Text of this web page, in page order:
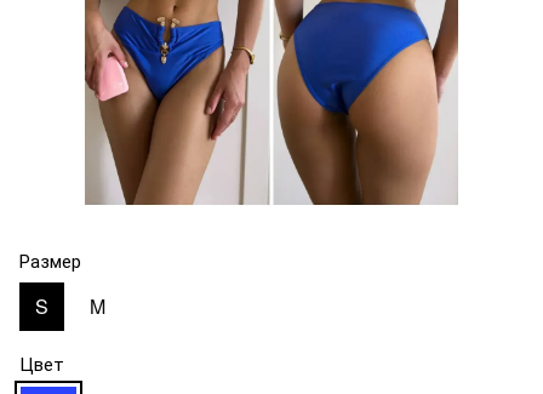
Размер
S M
Цвет